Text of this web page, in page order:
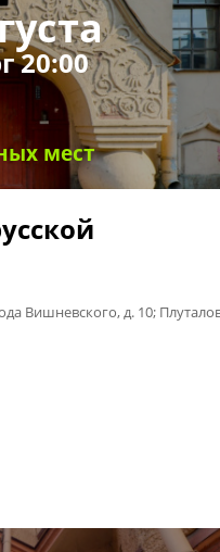
20:00
мест
Вишневского, д. 10;